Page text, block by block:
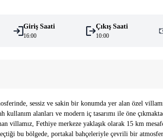
Giriş Saati
16:00
Çıkış Saati
10:00
sessiz ve sakin bir konumda yer alan özel
kullanım alanları ve modern iç tasarımı ile öne
villamız, Fethiye merkeze yaklaşık olarak 15 km
bu bölgede, portakal bahçeleriyle çevrili bir